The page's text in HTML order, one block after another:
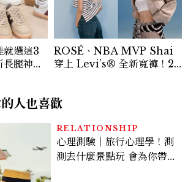
選這3
腿神
ROSÉ、NBA MVP Shai
穿上 Levi’s® 全新寬褲！20
人也喜歡
RELATIONSHIP
心理測驗｜旅行心理學！測
測去什麼景點玩 會為你帶來